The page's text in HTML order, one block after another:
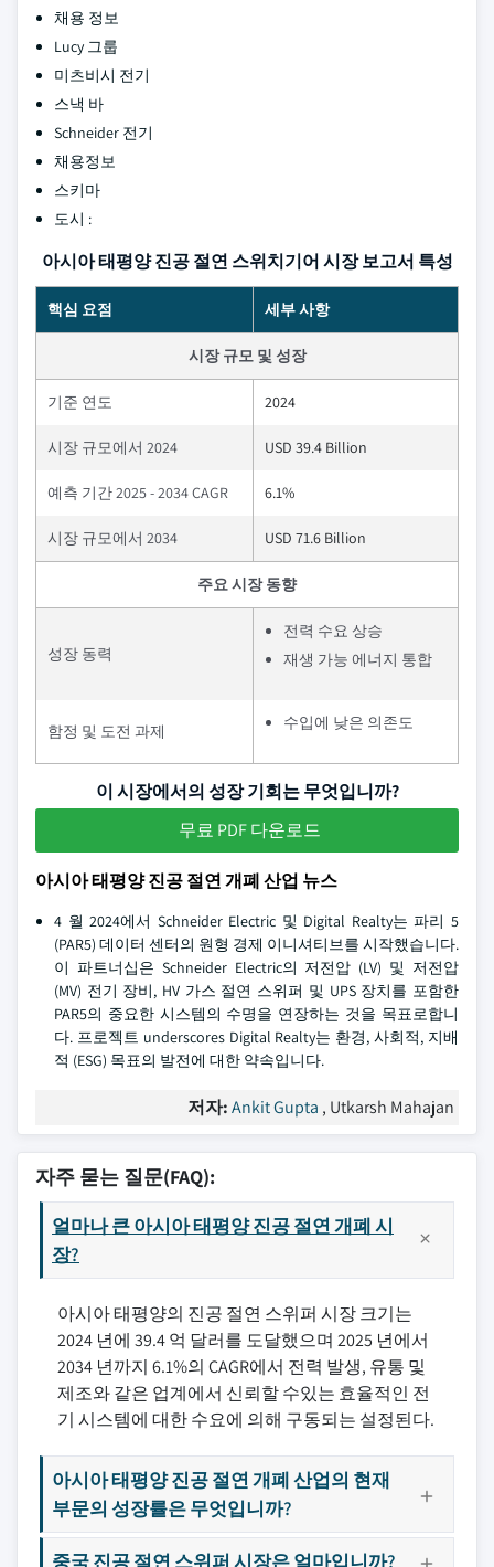
채용 정보
Lucy 그룹
미츠비시 전기
스낵 바
Schneider 전기
채용정보
스키마
도시 :
아시아 태평양 진공 절연 스위치기어 시장 보고서 특성
핵심 요점 세부 사항
시장 규모 및 성장
기준 연도 2024
시장 규모에서 2024 USD 39.4 Billion
예측 기간 2025 - 2034 CAGR 6.1%
시장 규모에서 2034 USD 71.6 Billion
주요 시장 동향
성장 동력
전력 수요 상승
재생 가능 에너지 통합
함정 및 도전 과제 수입에 낮은 의존도
이 시장에서의 성장 기회는 무엇입니까?
무료 PDF 다운로드
아시아 태평양 진공 절연 개폐 산업 뉴스
4 월 2024에서 Schneider Electric 및 Digital Realty는 파리 5
(PAR5) 데이터 센터의 원형 경제 이니셔티브를 시작했습니다.
이 파트너십은 Schneider Electric의 저전압 (LV) 및 저전압
(MV) 전기 장비, HV 가스 절연 스위퍼 및 UPS 장치를 포함한
PAR5의 중요한 시스템의 수명을 연장하는 것을 목표로합니
다. 프로젝트 underscores Digital Realty는 환경, 사회적, 지배
적 (ESG) 목표의 발전에 대한 약속입니다.
저자:Ankit Gupta , Utkarsh Mahajan
자주 묻는 질문(FAQ):
얼마나 큰 아시아 태평양 진공 절연 개폐 시
장?
아시아 태평양의 진공 절연 스위퍼 시장 크기는
2024 년에 39.4 억 달러를 도달했으며 2025 년에서
2034 년까지 6.1%의 CAGR에서 전력 발생, 유통 및
제조와 같은 업계에서 신뢰할 수있는 효율적인 전
기 시스템에 대한 수요에 의해 구동되는 설정된다.
아시아 태평양 진공 절연 개폐 산업의 현재
부문의 성장률은 무엇입니까?
중국 진공 절연 스위퍼 시장은 얼마입니까?